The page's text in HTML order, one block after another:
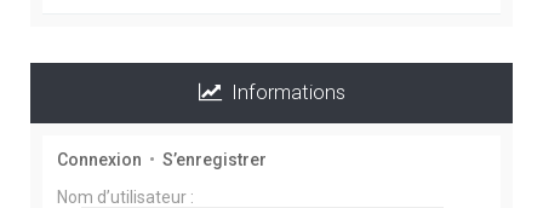
BONJOUR A TOUS ,
EVITEZ DE CLIQUER SUR LES MESSAGES QUI NE
Informations
Connexion • S’enregistrer
Nom d’utilisateur :